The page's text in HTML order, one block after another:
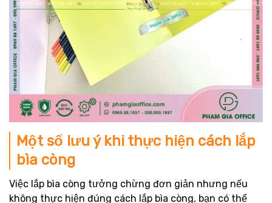
Một số lưu ý khi thực hiện cách lắp
bìa còng
Việc lắp bìa còng tưởng chừng đơn giản nhưng nếu
không thực hiện đúng cách lắp bìa còng, bạn có thể